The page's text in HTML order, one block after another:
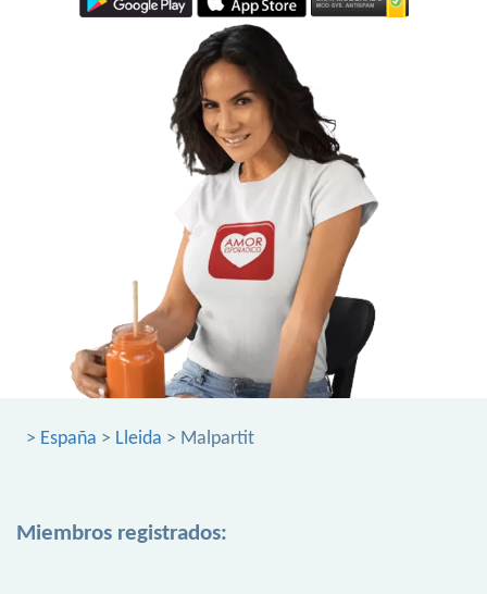
> España > Lleida > Malpartit
Miembros registrados: